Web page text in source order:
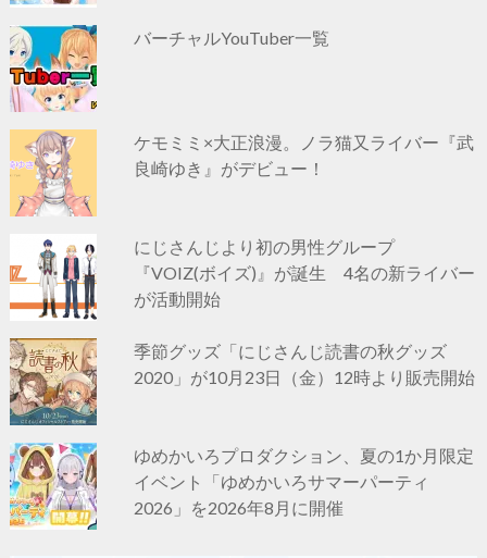
バーチャルYouTuber一覧
ケモミミ×大正浪漫。ノラ猫又ライバー『武
良崎ゆき』がデビュー！
にじさんじより初の男性グループ
『VOIZ(ボイズ)』が誕生 4名の新ライバー
が活動開始
季節グッズ「にじさんじ読書の秋グッズ
2020」が10月23日（金）12時より販売開始
ゆめかいろプロダクション、夏の1か月限定
イベント「ゆめかいろサマーパーティ
2026」を2026年8月に開催